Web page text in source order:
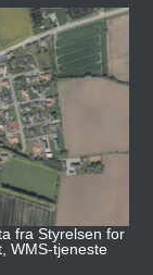
fra Styrelsen for
WMS-tjeneste